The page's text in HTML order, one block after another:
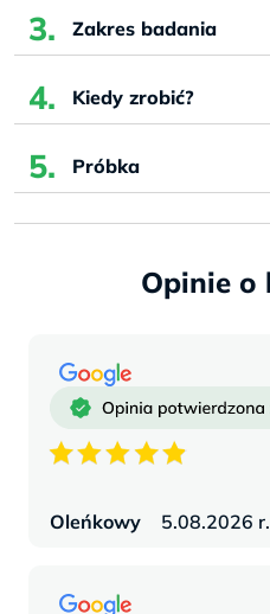
Zakres badania
Kiedy zrobić?
Próbka
Opinie
Oleńkowy 5.08.2026 r.